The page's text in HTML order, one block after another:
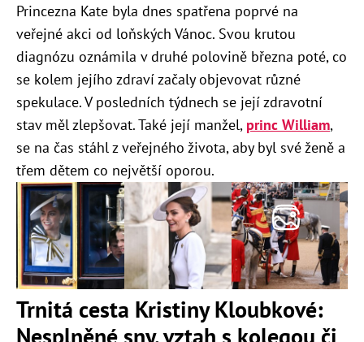
Princezna Kate byla dnes spatřena poprvé na
veřejné akci od loňských Vánoc. Svou krutou
diagnózu oznámila v druhé polovině března poté, co
se kolem jejího zdraví začaly objevovat různé
spekulace. V posledních týdnech se její zdravotní
stav měl zlepšovat. Také její manžel, princ William,
se na čas stáhl z veřejného života, aby byl své ženě a
třem dětem co největší oporou.
Trnitá cesta Kristiny Kloubkové: